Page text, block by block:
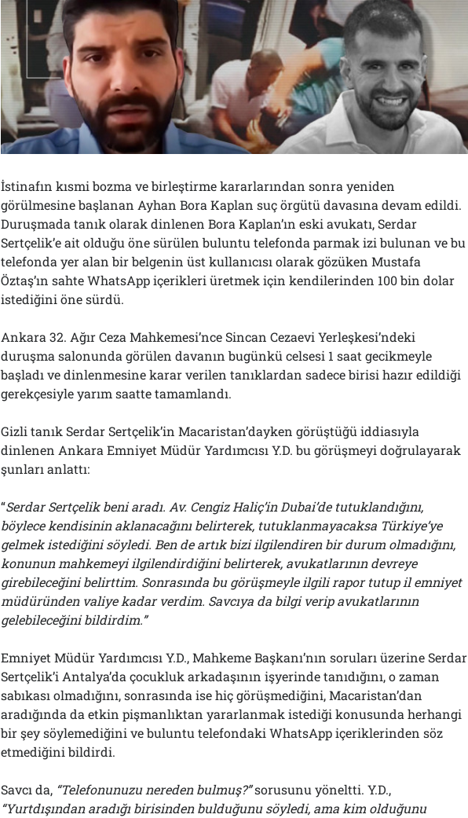
İstinafın kısmi bozma ve birleştirme kararlarından sonra yeniden
görülmesine başlanan Ayhan Bora Kaplan suç örgütü davasına devam edildi.
Duruşmada tanık olarak dinlenen Bora Kaplan’ın eski avukatı, Serdar
Sertçelik’e ait olduğu öne sürülen buluntu telefonda parmak izi bulunan ve bu
telefonda yer alan bir belgenin üst kullanıcısı olarak gözüken Mustafa
Öztaş’ın sahte WhatsApp içerikleri üretmek için kendilerinden 100 bin dolar
istediğini öne sürdü.
Ankara 32. Ağır Ceza Mahkemesi’nce Sincan Cezaevi Yerleşkesi’ndeki
duruşma salonunda görülen davanın bugünkü celsesi 1 saat gecikmeyle
başladı ve dinlenmesine karar verilen tanıklardan sadece birisi hazır edildiği
gerekçesiyle yarım saatte tamamlandı.
Gizli tanık Serdar Sertçelik’in Macaristan’dayken görüştüğü iddiasıyla
dinlenen Ankara Emniyet Müdür Yardımcısı Y.D. bu görüşmeyi doğrulayarak
şunları anlattı:
“Serdar Sertçelik beni aradı. Av. Cengiz Haliç’in Dubai’de tutuklandığını,
böylece kendisinin aklanacağını belirterek, tutuklanmayacaksa Türkiye’ye
gelmek istediğini söyledi. Ben de artık bizi ilgilendiren bir durum olmadığını,
konunun mahkemeyi ilgilendirdiğini belirterek, avukatlarının devreye
girebileceğini belirttim. Sonrasında bu görüşmeyle ilgili rapor tutup il emniyet
müdüründen valiye kadar verdim. Savcıya da bilgi verip avukatlarının
gelebileceğini bildirdim.”
Emniyet Müdür Yardımcısı Y.D., Mahkeme Başkanı’nın soruları üzerine Serdar
Sertçelik’i Antalya’da çocukluk arkadaşının işyerinde tanıdığını, o zaman
sabıkası olmadığını, sonrasında ise hiç görüşmediğini, Macaristan’dan
aradığında da etkin pişmanlıktan yararlanmak istediği konusunda herhangi
bir şey söylemediğini ve buluntu telefondaki WhatsApp içeriklerinden söz
etmediğini bildirdi.
Savcı da, “Telefonunuzu nereden bulmuş?”sorusunu yöneltti. Y.D.,
“Yurtdışından aradığı birisinden bulduğunu söyledi, ama kim olduğunu